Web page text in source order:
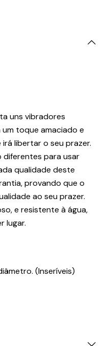
uns vibradores
toque amaciado e
libertar o seu prazer.
diferentes para usar
qualidade deste
provando que o
ao seu prazer.
e resistente à água,
lugar.
(Inseríveis)